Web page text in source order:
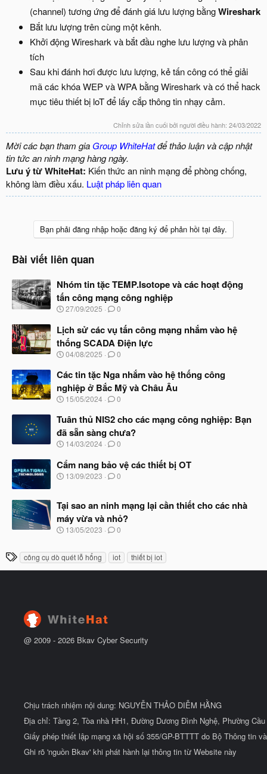
(channel) tương ứng để đánh giá lưu lượng bằngWireshark
Bắt lưu lượng trên cùng một kênh.
Khởi động Wireshark và bắt đầu nghe lưu lượng và phân
tích
Sau khi đánh hơi được lưu lượng, kẻ tấn công có thể giải
mã các khóa WEP và WPA bằng Wireshark và có thể hack
mục tiêu thiết bị loT để lấy cắp thông tin nhạy cảm.
Chỉnh sửa lần cuối bởi người điều hành: 24/03/2022
Mời các bạn tham gia Group WhiteHatđể thảo luận và cập nhật
tin tức an ninh mạng hàng ngày.
Lưu ý từ WhiteHat: Kiến thức an ninh mạng để phòng chống,
không làm điều xấu. Luật pháp liên quan
Bạn phải đăng nhập hoặc đăng ký để phản hồi tại đây.
Bài viết liên quan
Nhóm tin tặc TEMP.Isotope và các hoạt động
tấn công mạng công nghiệp
N
à
y
b
ắ
đ
ầ
u
27/09/2025 0
Lịch sử các vụ tấn công mạng nhắm vào hệ
thống SCADA Điện lực
N
à
b
ắ
đ
ầ
u
04/08/2025 0
Các tin tặc Nga nhắm vào hệ thống công
nghiệp ở Bắc Mỹ và Châu Âu
N
à
b
ắ
đ
ầ
15/05/2024 0
Tuân thủ NIS2 cho các mạng công nghiệp: Bạn
đã sẵn sàng chưa?
N
à
y
b
đ
ầ
u
14/03/2024 0
Cẩm nang bảo vệ các thiết bị OT
N
y
b
ắ
t
ầ
u
13/09/2023 0
Tại sao an ninh mạng lại cần thiết cho các nhà
máy vừa và nhỏ?
N
y
u
13/05/2023 0
T
h
công cụ dò quét lỗ hổng iot thiết bị iot
@ 2009 - 2026 Bkav Cyber Security
Chịu trách nhiệm nội dung: NGUYỄN THẢO DIỄM HẰNG
Địa chỉ: Tầng 2, Tòa nhà HH1, Đường Dương Đình Nghệ, Phường
Giấy phép thiết lập mạng xã hội số 355/GP-BTTTT do Bộ Thông tin
Ghi rõ 'nguồn Bkav' khi phát hành lại thông tin từ Website này